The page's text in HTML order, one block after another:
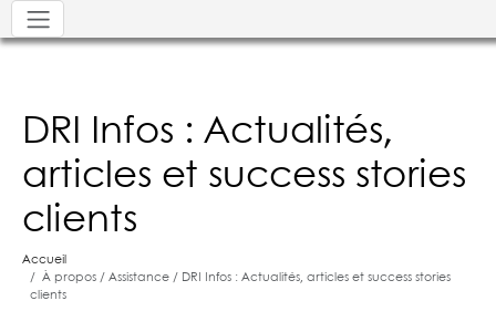
DRI Infos : Actualités,
articles et success stories
clients
Accueil
À propos / Assistance / DRI Infos : Actualités, articles et success stories
clients